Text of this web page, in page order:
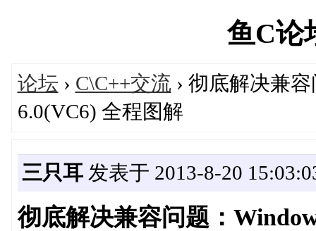
鱼C论
论坛 › C\C++交流› 彻底解决兼容
6.0(VC6) 全程图解
三只耳发表于 2013-8-20
彻底解决兼容问题：